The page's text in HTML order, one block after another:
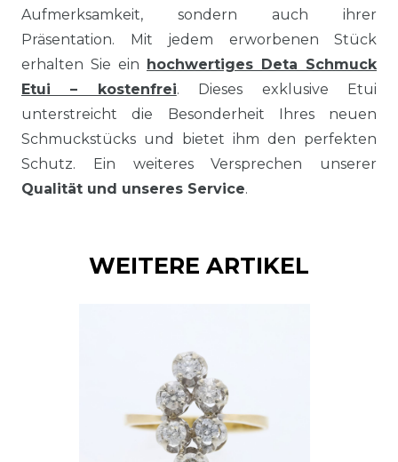
Aufmerksamkeit, sondern auch ihrer
Präsentation. Mit jedem erworbenen Stück
erhalten Sie ein
hochwertiges Deta Schmuck
Etui – kostenfrei. Dieses exklusive Etui
unterstreicht die Besonderheit Ihres neuen
Schmuckstücks und bietet ihm den perfekten
Schutz. Ein weiteres Versprechen unserer
Qualität und unseres Service.
WEITERE ARTIKEL